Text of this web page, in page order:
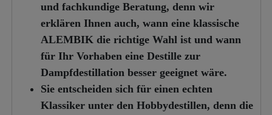
und fachkundige Beratung, denn wir
erklären Ihnen auch, wann eine klassische
ALEMBIK die richtige Wahl ist und wann
für Ihr Vorhaben eine Destille zur
Dampfdestillation besser geeignet wäre.
Sie entscheiden sich für einen echten
Klassiker unter den Hobbydestillen, denn die